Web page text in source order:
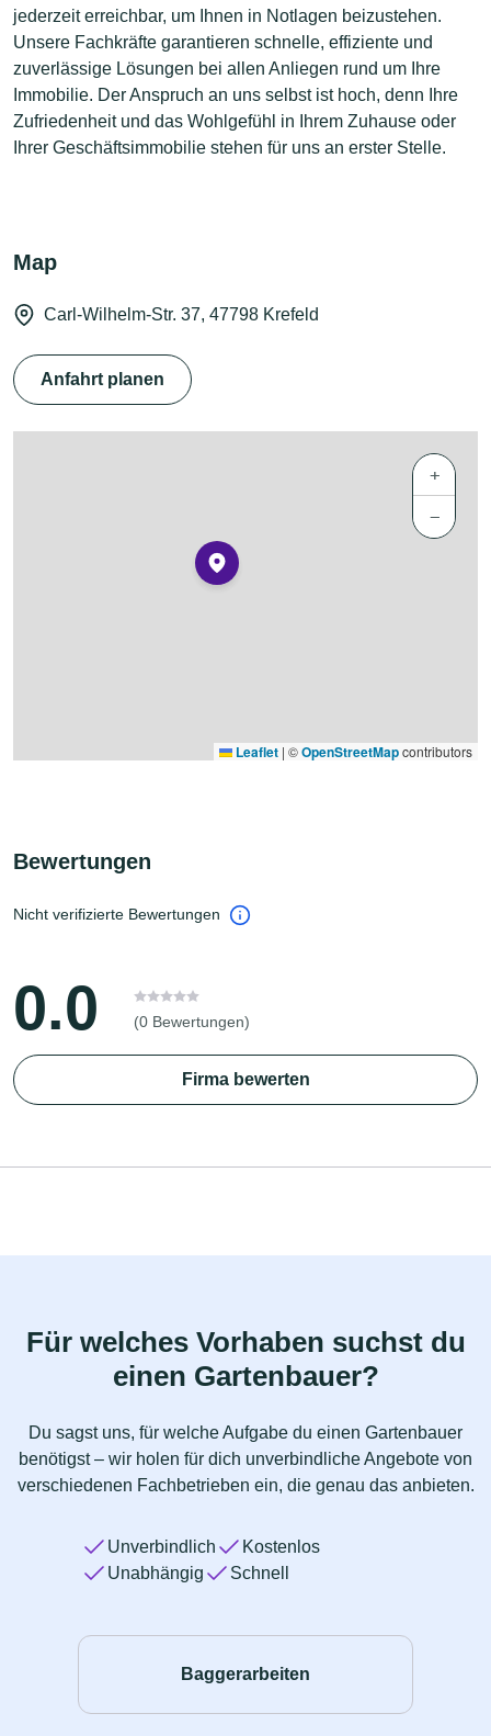
jederzeit erreichbar, um Ihnen in Notlagen beizustehen.
Unsere Fachkräfte garantieren schnelle, effiziente und
zuverlässige Lösungen bei allen Anliegen rund um Ihre
Immobilie. Der Anspruch an uns selbst ist hoch, denn Ihre
Zufriedenheit und das Wohlgefühl in Ihrem Zuhause oder
Ihrer Geschäftsimmobilie stehen für uns an erster Stelle.
Map
Carl-Wilhelm-Str. 37, 47798 Krefeld
Anfahrt planen
+
−
Leaflet | ©OpenStreetMapcontributors
Bewertungen
Nicht verifizierte Bewertungen
0.0 (0 Bewertungen)
Firma bewerten
Für welches Vorhaben suchst du
einen Gartenbauer?
Du sagst uns, für welche Aufgabe du einen Gartenbauer
benötigst – wir holen für dich unverbindliche Angebote von
verschiedenen Fachbetrieben ein, die genau das anbieten.
Unverbindlich
Kostenlos
Unabhängig
Schnell
Baggerarbeiten